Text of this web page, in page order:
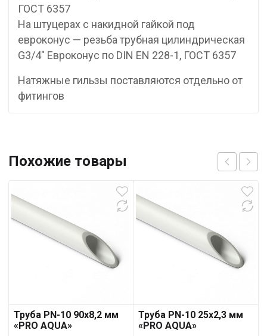
ГОСТ 6357
На штуцерах с накидной гайкой под
евроконус — резьба трубная цилиндрическая
G3/4″ Евроконус по DIN EN 228-1, ГОСТ 6357
Натяжные гильзы поставляются отдельно от
фитингов
Похожие товары
Труба PN-10 90х8,2 мм
«PRO AQUA»
Труба PN-10 25х2,3 мм
«PRO AQUA»